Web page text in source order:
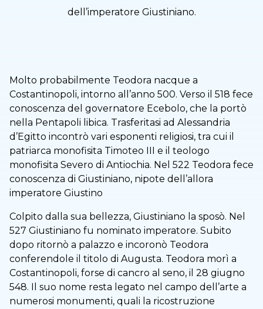
dell’imperatore Giustiniano.
Molto probabilmente Teodora nacque a
Costantinopoli, intorno all’anno 500. Verso il 518 fece
conoscenza del governatore Ecebolo, che la portò
nella Pentapoli libica. Trasferitasi ad Alessandria
d’Egitto incontrò vari esponenti religiosi, tra cui il
patriarca monofisita Timoteo III e il teologo
monofisita Severo di Antiochia. Nel 522 Teodora fece
conoscenza di Giustiniano, nipote dell’allora
imperatore Giustino
Colpito dalla sua bellezza, Giustiniano la sposò. Nel
527 Giustiniano fu nominato imperatore. Subito
dopo ritornò a palazzo e incoronò Teodora
conferendole il titolo di Augusta. Teodora morì a
Costantinopoli, forse di cancro al seno, il 28 giugno
548. Il suo nome resta legato nel campo dell’arte a
numerosi monumenti, quali la ricostruzione